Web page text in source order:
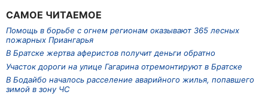
САМОЕ ЧИТАЕМОЕ
Помощь в борьбе с огнем регионам оказывают 365 лесных
пожарных Приангарья
В Братске жертва аферистов получит деньги обратно
Участок дороги на улице Гагарина отремонтируют в Братске
В Бодайбо началось расселение аварийного жилья, попавшего
зимой в зону ЧС